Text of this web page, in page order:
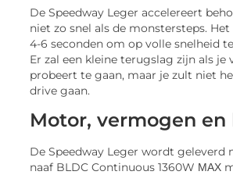
De Speedway Leger accelereert
niet zo snel als de monstersteps.
4-6 seconden om op volle snelheid
Er zal een kleine terugslag zijn als je
probeert te gaan, maar je zult niet
drive gaan.
Motor, vermogen en
De Speedway Leger wordt geleverd
naaf BLDC Continuous 1360W ΜΑΧ